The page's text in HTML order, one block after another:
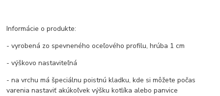
Informácie o produkte:
- vyrobená zo spevneného oceľového profilu, hrúba 1 cm
- výškovo nastaviteľná
- na vrchu má špeciálnu poistnú kladku, kde si môžete počas
varenia nastaviť akúkoľvek výšku kotlíka alebo panvice